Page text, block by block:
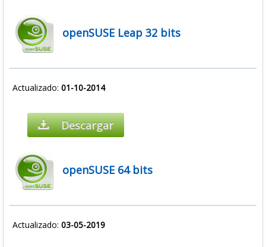
openSUSE Leap 32 bits
Actualizado: 01-10-2014
Descargar
openSUSE 64 bits
Actualizado: 03-05-2019